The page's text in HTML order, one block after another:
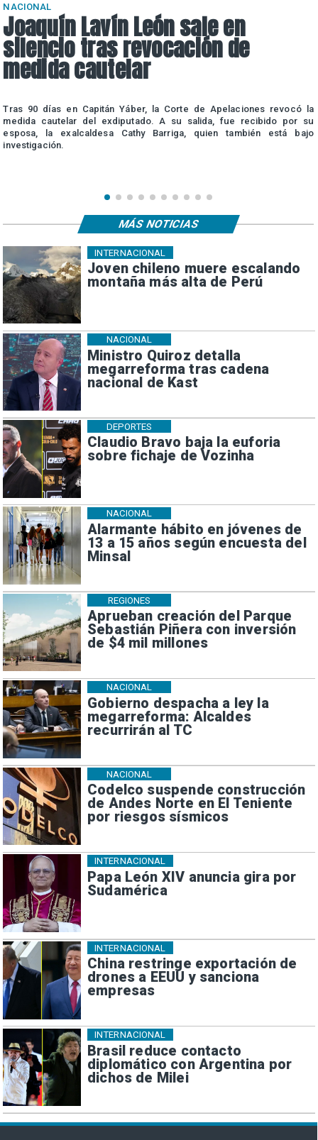
NACIONAL
Joaquín Lavín León sale en
silencio tras revocación de
medida cautelar
Tras 90 días en Capitán Yáber, la Corte de Apelaciones revocó la
medida cautelar del exdiputado. A su salida, fue recibido por su
esposa, la exalcaldesa Cathy Barriga, quien también está bajo
investigación.
Joven chileno muere escalando
montaña más alta de Perú
INTERNACIONAL
Ministro Quiroz detalla
megarreforma tras cadena
nacional de Kast
NACIONAL
Claudio Bravo baja la euforia
sobre fichaje de Vozinha
DEPORTES
Alarmante hábito en jóvenes de
13 a 15 años según encuesta del
Minsal
NACIONAL
Aprueban creación del Parque
Sebastián Piñera con inversión
de $4 mil millones
REGIONES
Gobierno despacha a ley la
megarreforma: Alcaldes
recurrirán al TC
NACIONAL
Codelco suspende construcción
de Andes Norte en El Teniente
por riesgos sísmicos
NACIONAL
Papa León XIV anuncia gira por
Sudamérica
INTERNACIONAL
China restringe exportación de
drones a EEUU y sanciona
empresas
INTERNACIONAL
Brasil reduce contacto
diplomático con Argentina por
dichos de Milei
INTERNACIONAL
MÁS NOTICIAS